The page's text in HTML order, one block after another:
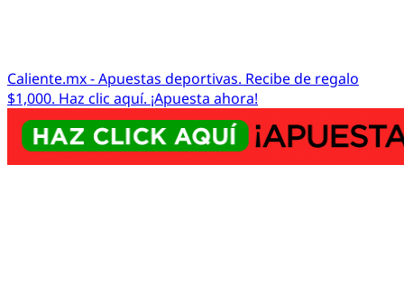
Caliente.mx - Apuestas deportivas. Recibe de regalo
$1,000. Haz clic aquí. ¡Apuesta ahora!